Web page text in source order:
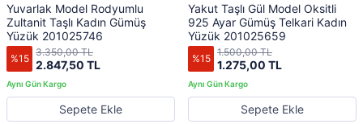
Yuvarlak Model Rodyumlu
Zultanit Taşlı Kadın Gümüş
Yüzük 201025746
%15 2.847,50 TL
3.350,00 TL
Sepete Ekle
Yakut Taşlı Gül Model Oksitli
925 Ayar Gümüş Telkari Kadın
Yüzük 201025659
%15 1.275,00 TL
1.500,00 TL
Sepete Ekle